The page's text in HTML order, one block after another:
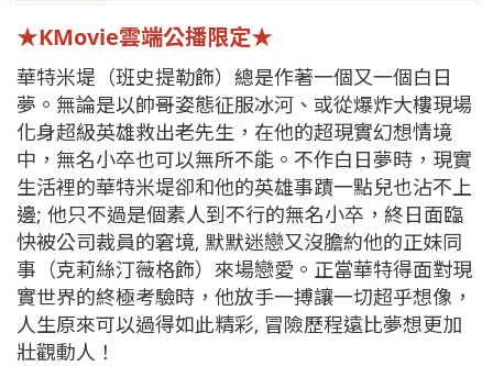
★KMovie雲端公播限定★
華特米堤（班史提勒飾）總是作著一個又一個白日
夢。無論是以帥哥姿態征服冰河、或從爆炸大樓現場
化身超級英雄救出老先生，在他的超現實幻想情境
中，無名小卒也可以無所不能。不作白日夢時，現實
生活裡的華特米堤卻和他的英雄事蹟一點兒也沾不上
邊; 他只不過是個素人到不行的無名小卒，終日面臨
快被公司裁員的窘境, 默默迷戀又沒膽約他的正妹同
事（克莉絲汀薇格飾）來場戀愛。正當華特得面對現
實世界的終極考驗時，他放手一搏讓一切超乎想像，
人生原來可以過得如此精彩, 冒險歷程遠比夢想更加
壯觀動人！